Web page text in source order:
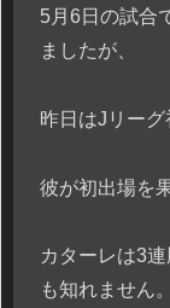
5月6日の試合
ましたが、
昨日はJリーグ
彼が初出場を
カターレは3
も知れません。